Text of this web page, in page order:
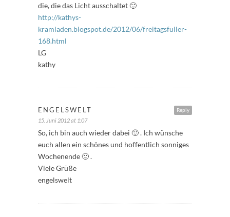
die, die das Licht ausschaltet 🙂
http://kathys-
kramladen.blogspot.de/2012/06/freitagsfuller-
168.html
LG
kathy
Reply
ENGELSWELT
15. Juni 2012 at 1:07
So, ich bin auch wieder dabei 🙂 . Ich wünsche
euch allen ein schönes und hoffentlich sonniges
Wochenende 🙂 .
Viele Grüße
engelswelt